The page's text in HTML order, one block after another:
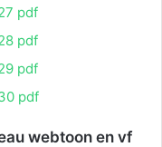
pdf
pdf
pdf
pdf
webtoon en vf